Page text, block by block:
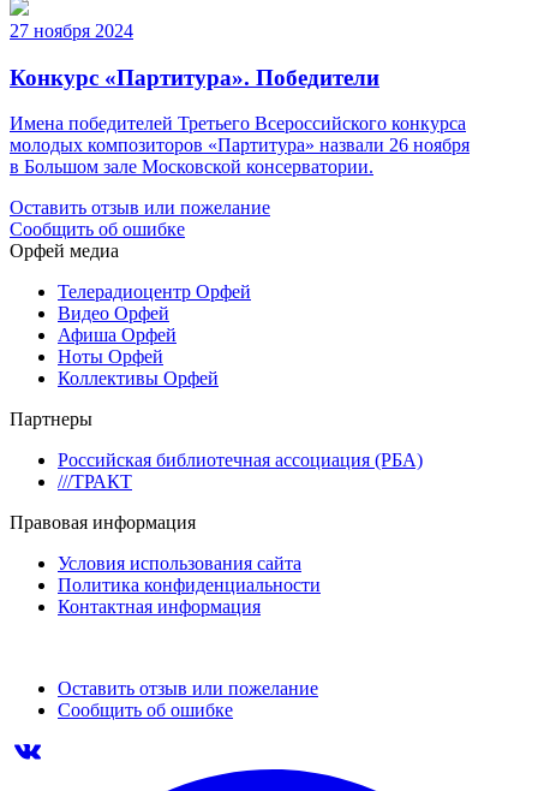
27 ноября 2024
Конкурс «Партитура». Победители
Имена победителей Третьего Всероссийского конкурса
молодых композиторов «Партитура» назвали 26 ноября
в Большом зале Московской консерватории.
Оставить отзыв или пожелание
Сообщить об ошибке
Орфей медиа
Телерадиоцентр Орфей
Видео Орфей
Афиша Орфей
Ноты Орфей
Коллективы Орфей
Партнеры
Российская библиотечная ассоциация (РБА)
///ТРАКТ
Правовая информация
Условия использования сайта
Политика конфиденциальности
Контактная информация
Оставить отзыв или пожелание
Сообщить об ошибке